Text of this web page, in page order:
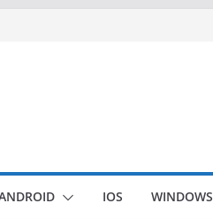
IOS WINDOWS